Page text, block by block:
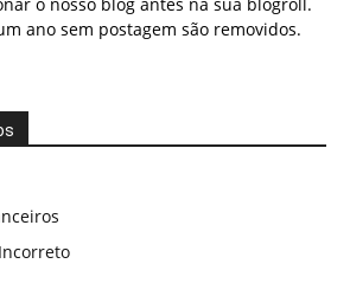
ano sem postagem são removidos.